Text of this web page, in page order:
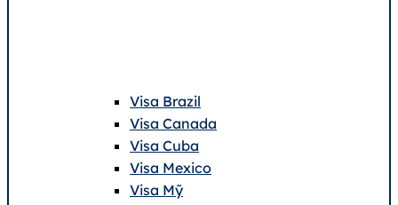
Visa Brazil
Visa Canada
Visa Cuba
Visa Mexico
Visa Mỹ